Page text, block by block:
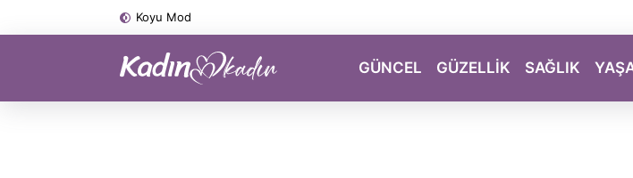
Koyu Mod
GÜNCEL GÜZELLİK SAĞLIK